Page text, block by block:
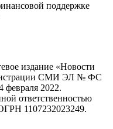
поддержке
издание «Новости
СМИ ЭЛ № ФС
февраля 2022.
ответственностью
1107232023249.